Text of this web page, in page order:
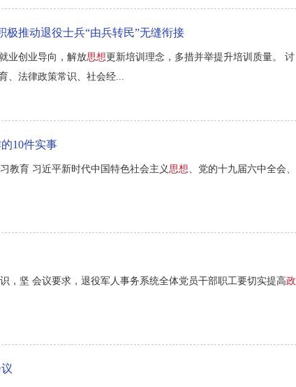
推动退役士兵“由兵转民”无缝衔接
业创业导向，解放思想更新培训理念，多措并举提升培训质量。 讨
、法律政策常识、社会经...
10件实事
教育 习近平新时代中国特色社会主义思想、党的十九届六中全会、
，坚 会议要求，退役军人事务系统全体党员干部职工要切实提高政